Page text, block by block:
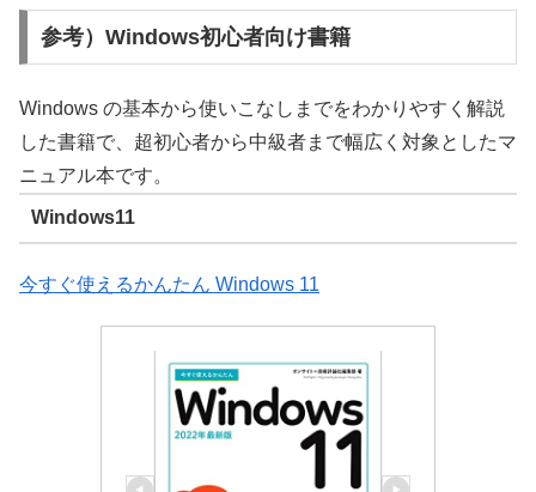
参考）Windows初心者向け書籍
Windows の基本から使いこなしまでをわかりやすく解説
した書籍で、超初心者から中級者まで幅広く対象としたマ
ニュアル本です。
Windows11
今すぐ使えるかんたん Windows 11